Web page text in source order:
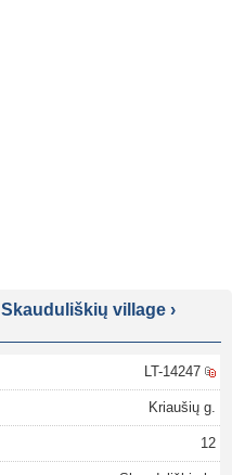
Skauduliškių village ›
LT-14247
Kriaušių g.
12